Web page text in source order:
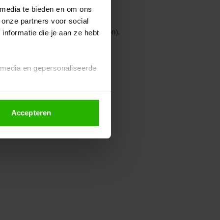
te bieden en om ons
partners voor social
die je aan ze hebt
en gepersonaliseerde
altijd wijzigen of
Accepteren
console for more information).